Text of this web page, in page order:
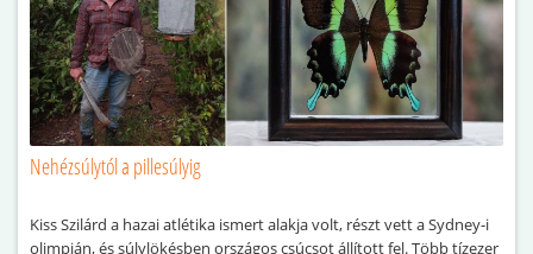
Nehézsúlytól a pillesúlyig
Kiss Szilárd a hazai atlétika ismert alakja volt, részt vett a Sydney-i
olimpián, és súlylökésben országos csúcsot állított fel. Több tízezer